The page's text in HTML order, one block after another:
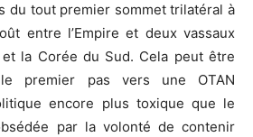
du tout premier sommet trilatéral à
entre l’Empire et deux vassaux
la Corée du Sud. Cela peut être
premier pas vers une OTAN
encore plus toxique que le
par la volonté de contenir